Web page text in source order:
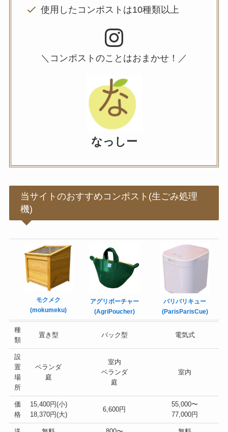
使用したコンポストは10種類以上
Instagram
＼コンポストのことはおまかせ！／
なっしー
当サイトのおすすめコンポスト(生ごみ処理
機)
モクメク
(mokumeku)
アグリポーチャー
(AgriPoucher)
パリパリキュー
(ParisParisCue)
種
類
置き型 バック型 電気式
設
置
場
所
ベランダ
庭
室内
ベランダ
庭
室内
価
格
15,400円(小)
18,370円(大)
6,600円
55,000〜
77,000円